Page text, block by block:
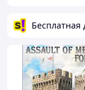
Бесплатная